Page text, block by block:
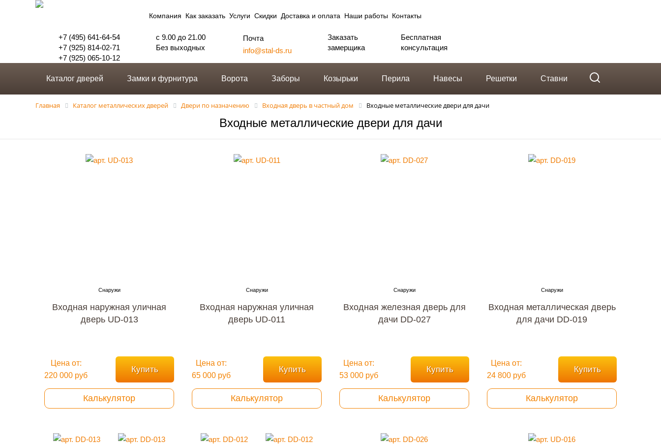
Компания Как заказать Услуги Скидки Доставка и оплата Наши работы Контакты
+7 (495) 641-64-54
+7 (925) 814-02-71
+7 (925) 065-10-12
с 9.00 до 21.00
Без выходных
Почта
info@stal-ds.ru
Заказать
замерщика
Бесплатная
консультация
Каталог дверей Замки и фурнитура Ворота Заборы Козырьки Перила Навесы Решетки Ставни
Главная Каталог металлических дверей Двери по назначению Входная дверь в частный дом Входные металлические двери для дачи
Входные металлические двери для дачи
Входная наружная уличная
дверь UD-013
Цена от:
220 000 руб
Купить
Калькулятор
Входная наружная уличная
дверь UD-011
Цена от:
65 000 руб
Купить
Калькулятор
Входная железная дверь для
дачи DD-027
Цена от:
53 000 руб
Купить
Калькулятор
Входная металлическая дверь
для дачи DD-019
Цена от:
24 800 руб
Купить
Калькулятор